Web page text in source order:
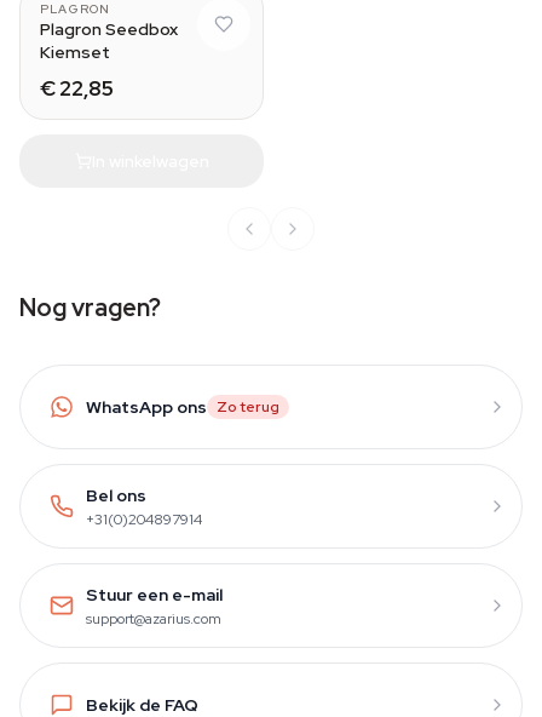
PLAGRON
Plagron Seedbox
Kiemset
€ 22,85
Nog vragen?
WhatsApp ons Zo terug
Bel ons
+31(0)204897914
Stuur een e-mail
support@azarius.com
Bekijk de FAQ